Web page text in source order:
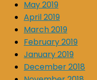
May 2019
April 2019
March 2019
February 2019
January 2019
December 2018